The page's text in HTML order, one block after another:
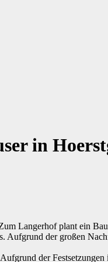
in
Langerhof plant ein
der großen
der